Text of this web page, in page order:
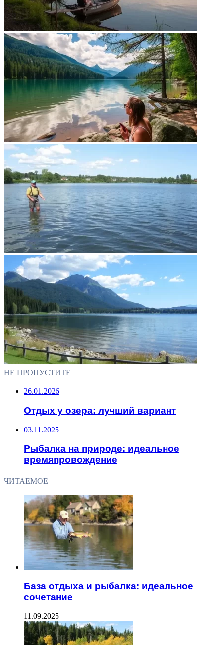
НЕ ПРОПУСТИТЕ
26.01.2026
Отдых у озера: лучший вариант
03.11.2025
Рыбалка на природе: идеальное
времяпровождение
ЧИТАЕМОЕ
База отдыха и рыбалка: идеальное
сочетание
11.09.2025